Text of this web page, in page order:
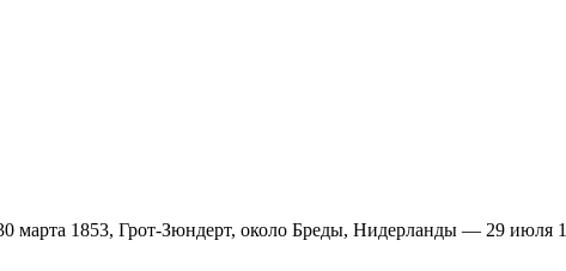
марта 1853, Грот-Зюндерт, около Бреды, Нидерланды — 29